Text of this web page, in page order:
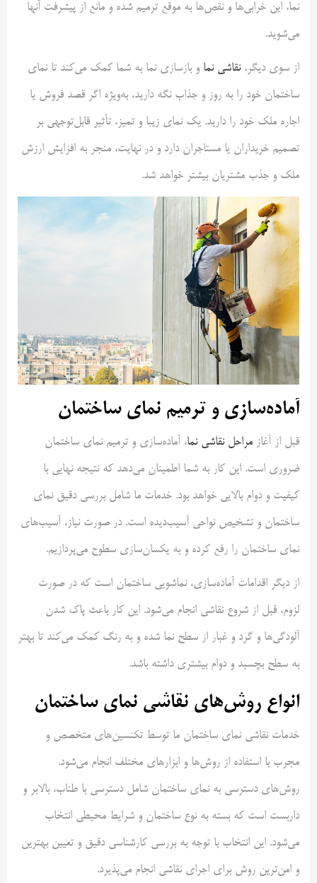
نما، این خرابی‌ها و نقص‌ها به موقع ترمیم شده و مانع از پیشرفت آنها
می‌شوید.
از سوی دیگر،نقاشی نما و بازسازی نما به شما کمک می‌کند تا نمای
ساختمان خود را به روز و جذاب نگه دارید، به‌ویژه اگر قصد فروش یا
اجاره ملک خود را دارید. یک نمای زیبا و تمیز، تأثیر قابل‌توجهی بر
تصمیم خریداران یا مستاجران دارد و در نهایت، منجر به افزایش ارزش
ملک و جذب مشتریان بیشتر خواهد شد.
آماده‌سازی و ترمیم نمای ساختمان
قبل از آغاز مراحل نقاشی نما، آماده‌سازی و ترمیم نمای ساختمان
ضروری است. این کار به شما اطمینان می‌دهد که نتیجه نهایی با
کیفیت و دوام بالایی خواهد بود. خدمات ما شامل بررسی دقیق نمای
ساختمان و تشخیص نواحی آسیب‌دیده است. در صورت نیاز، آسیب‌های
نمای ساختمان را رفع کرده و به یکسان‌سازی سطوح می‌پردازیم.
از دیگر اقدامات آماده‌سازی، نماشویی ساختمان است که در صورت
لزوم، قبل از شروع نقاشی انجام می‌شود. این کار باعث پاک شدن
آلودگی‌ها و گرد و غبار از سطح نما شده و به رنگ کمک می‌کند تا بهتر
به سطح بچسبد و دوام بیشتری داشته باشد.
انواع روش‌های نقاشی نمای ساختمان
خدمات نقاشی نمای ساختمان ما توسط تکنسین‌های متخصص و
مجرب با استفاده از روش‌ها و ابزارهای مختلف انجام می‌شود.
روش‌های دسترسی به نمای ساختمان شامل دسترسی با طناب، بالابر و
داربست است که بسته به نوع ساختمان و شرایط محیطی انتخاب
می‌شود. این انتخاب با توجه به بررسی کارشناسی دقیق و تعیین بهترین
و امن‌ترین روش برای اجرای نقاشی انجام می‌پذیرد.